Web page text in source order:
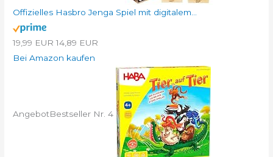
Offizielles Hasbro Jenga Spiel mit digitalem...
19,99 EUR 14,89 EUR
Bei Amazon kaufen
AngebotBestseller Nr. 4